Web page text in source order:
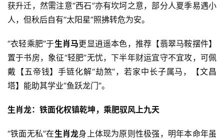
获升迁，然需注意“西石”亦有坎坷之意，部分人夏季易遇小
人，但秋后自有“太阳星”照拂转危为安。
“衣轻乘肥”于生肖马更显逍遥本色，推荐【翡翠马鞍摆件】
置于书房，象征“轻肥”无忧，下半年财运宜守不宜攻，可佩
戴【五帝钱】手链化解“劫煞”，若家中长子属马，【文昌
塔】能助其学业“鱼跃龙门”。
生肖龙：铁面化权镇乾坤，乘肥驭风上九天
“铁面无私”在生肖龙身上体现为原则性极强，明年本命年虽